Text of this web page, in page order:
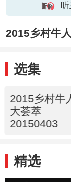
2015乡村牛
选集
2015乡村牛
大荟萃
20150403
精选